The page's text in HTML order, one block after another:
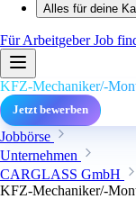
Alles für deine
Für ArbeitgeberJob
KFZ-Mechaniker/-
Jetzt bewerben
Jobbörse
Unternehmen
CARGLASS GmbH
KFZ-Mechaniker/-